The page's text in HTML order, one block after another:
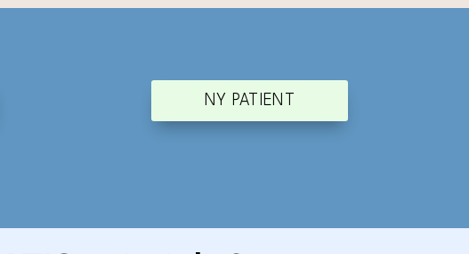
NY PATIENT